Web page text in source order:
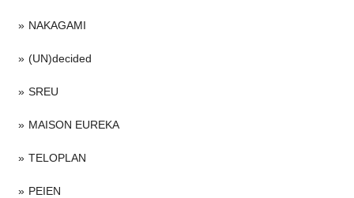
NAKAGAMI
(UN)decided
SREU
MAISON EUREKA
TELOPLAN
PEIEN